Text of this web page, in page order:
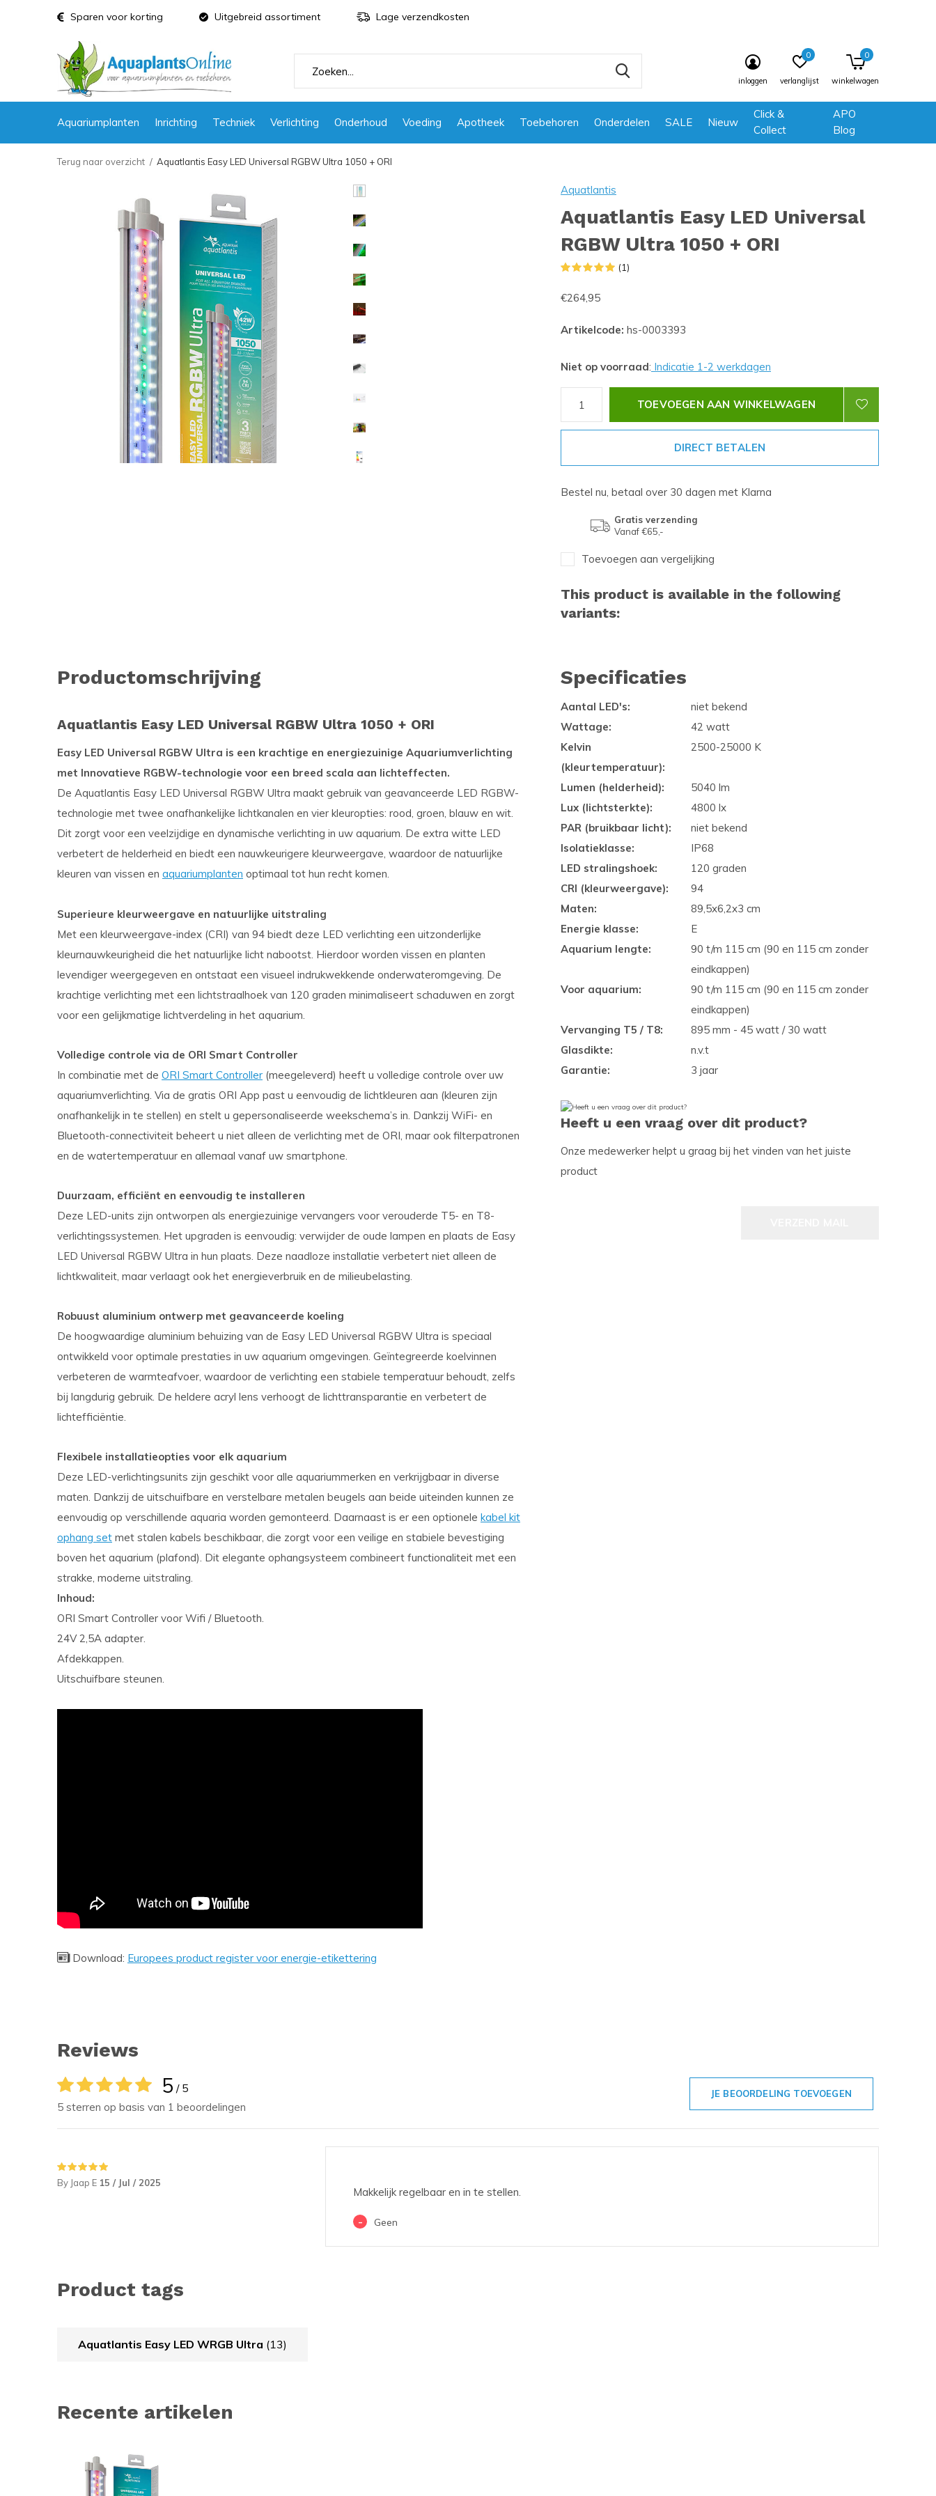
Aquariumplanten Inrichting Techniek Verlichting Onderhoud Voeding Apotheek Toebehoren Onderdelen SALE Nieuw
Click &
Collect
APO
Blog
inloggen verlanglijst
0
winkelwagen
0
Sparen voor korting Uitgebreid assortiment Lage verzendkosten
Terug naar overzicht Aquatlantis Easy LED Universal RGBW Ultra 1050 + ORI
Aquatlantis
Aquatlantis Easy LED Universal
RGBW Ultra 1050 + ORI
(1)
€264,95
Artikelcode: hs-0003393
Niet op voorraad: Indicatie 1-2 werkdagen
TOEVOEGEN AAN WINKELWAGEN
DIRECT BETALEN
Bestel nu, betaal over 30 dagen met Klarna
Gratis verzending
Vanaf €65,-
Toevoegen aan vergelijking
This product is available in the following
variants:
Productomschrijving
Aquatlantis Easy LED Universal RGBW Ultra 1050 + ORI
Easy LED Universal RGBW Ultra is een krachtige en energiezuinige Aquariumverlichting
met Innovatieve RGBW-technologie voor een breed scala aan lichteffecten.
De Aquatlantis Easy LED Universal RGBW Ultra maakt gebruik van geavanceerde LED RGBW-
technologie met twee onafhankelijke lichtkanalen en vier kleuropties: rood, groen, blauw en wit.
Dit zorgt voor een veelzijdige en dynamische verlichting in uw aquarium. De extra witte LED
verbetert de helderheid en biedt een nauwkeurigere kleurweergave, waardoor de natuurlijke
kleuren van vissen en aquariumplanten optimaal tot hun recht komen.
Superieure kleurweergave en natuurlijke uitstraling
Met een kleurweergave-index (CRI) van 94 biedt deze LED verlichting een uitzonderlijke
kleurnauwkeurigheid die het natuurlijke licht nabootst. Hierdoor worden vissen en planten
levendiger weergegeven en ontstaat een visueel indrukwekkende onderwateromgeving. De
krachtige verlichting met een lichtstraalhoek van 120 graden minimaliseert schaduwen en zorgt
voor een gelijkmatige lichtverdeling in het aquarium.
Volledige controle via de ORI Smart Controller
In combinatie met de ORI Smart Controller (meegeleverd) heeft u volledige controle over uw
aquariumverlichting. Via de gratis ORI App past u eenvoudig de lichtkleuren aan (kleuren zijn
onafhankelijk in te stellen) en stelt u gepersonaliseerde weekschema’s in. Dankzij WiFi- en
Bluetooth-connectiviteit beheert u niet alleen de verlichting met de ORI, maar ook filterpatronen
en de watertemperatuur en allemaal vanaf uw smartphone.
Duurzaam, efficiënt en eenvoudig te installeren
Deze LED-units zijn ontworpen als energiezuinige vervangers voor verouderde T5- en T8-
verlichtingssystemen. Het upgraden is eenvoudig: verwijder de oude lampen en plaats de Easy
LED Universal RGBW Ultra in hun plaats. Deze naadloze installatie verbetert niet alleen de
lichtkwaliteit, maar verlaagt ook het energieverbruik en de milieubelasting.
Robuust aluminium ontwerp met geavanceerde koeling
De hoogwaardige aluminium behuizing van de Easy LED Universal RGBW Ultra is speciaal
ontwikkeld voor optimale prestaties in uw aquarium omgevingen. Geïntegreerde koelvinnen
verbeteren de warmteafvoer, waardoor de verlichting een stabiele temperatuur behoudt, zelfs
bij langdurig gebruik. De heldere acryl lens verhoogt de lichttransparantie en verbetert de
lichtefficiëntie.
Flexibele installatieopties voor elk aquarium
Deze LED-verlichtingsunits zijn geschikt voor alle aquariummerken en verkrijgbaar in diverse
maten. Dankzij de uitschuifbare en verstelbare metalen beugels aan beide uiteinden kunnen ze
eenvoudig op verschillende aquaria worden gemonteerd. Daarnaast is er een optionele kabel kit
ophang set met stalen kabels beschikbaar, die zorgt voor een veilige en stabiele bevestiging
boven het aquarium (plafond). Dit elegante ophangsysteem combineert functionaliteit met een
strakke, moderne uitstraling.
Inhoud:
ORI Smart Controller voor Wifi / Bluetooth.
24V 2,5A adapter.
Afdekkappen.
Uitschuifbare steunen.
Download: Europees product register voor energie-etikettering
Specificaties
Aantal LED's:
niet bekend
Wattage:
42 watt
Kelvin
(kleurtemperatuur):
2500-25000 K
Lumen (helderheid):
5040 lm
Lux (lichtsterkte):
4800 lx
PAR (bruikbaar licht):
niet bekend
Isolatieklasse:
IP68
LED stralingshoek:
120 graden
CRI (kleurweergave):
94
Maten:
89,5x6,2x3 cm
Energie klasse:
E
Aquarium lengte:
90 t/m 115 cm (90 en 115 cm zonder
eindkappen)
Voor aquarium:
90 t/m 115 cm (90 en 115 cm zonder
eindkappen)
Vervanging T5 / T8:
895 mm - 45 watt / 30 watt
Glasdikte:
n.v.t
Garantie:
3 jaar
Heeft u een vraag over dit product?
Onze medewerker helpt u graag bij het vinden van het juiste
product
Reviews
5 / 5
5 sterren op basis van 1 beoordelingen
JE BEOORDELING TOEVOEGEN
By Jaap E 15 / Jul / 2025
Makkelijk regelbaar en in te stellen.
- Geen
Product tags
Aquatlantis Easy LED WRGB Ultra (13)
Recente artikelen